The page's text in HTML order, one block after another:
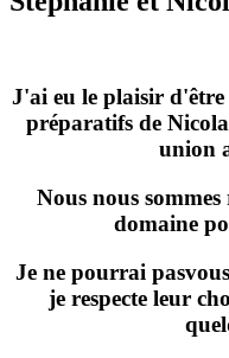
J'ai eu le plaisir
préparatifs de
union
Nous nous
domaine
Je ne pourrai
je respecte leur